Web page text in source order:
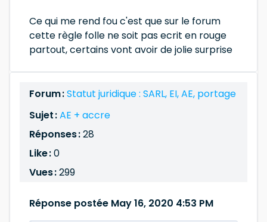
Ce qui me rend fou c'est que sur le forum
cette règle folle ne soit pas ecrit en rouge
partout, certains vont avoir de jolie surprise
Forum :Statut juridique : SARL, EI, AE, portage
Sujet :AE + accre
Réponses :28
Like :0
Vues :299
Réponse postée May 16, 2020 4:53 PM